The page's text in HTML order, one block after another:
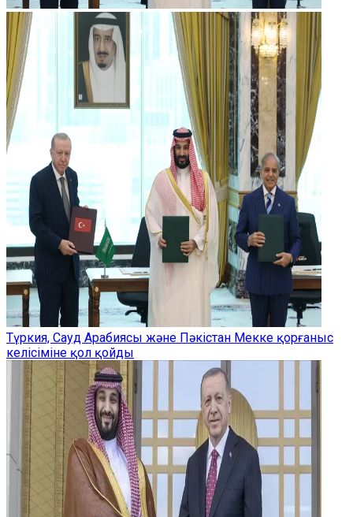
Түркия, Сауд Арабиясы және Пәкістан Мекке қорғаныс
келісіміне қол қойды